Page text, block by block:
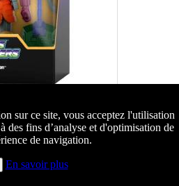
sur ce site, vous acceptez l'utilisation
des fins d’analyse et d'optimisation de
de navigation.
En savoir plus